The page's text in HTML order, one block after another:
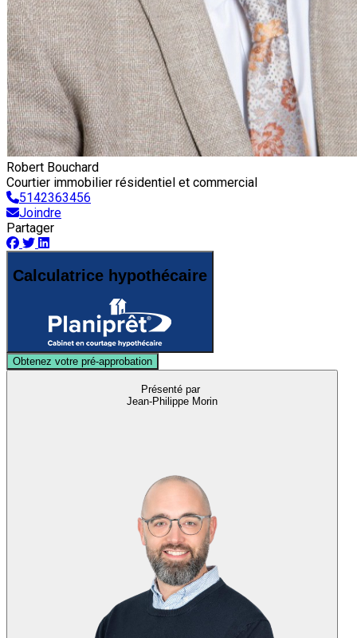
Robert Bouchard
Courtier immobilier résidentiel et commercial
5142363456
Joindre
Partager
Calculatrice hypothécaire
Obtenez votre pré-approbation
Présenté par
Jean-Philippe Morin